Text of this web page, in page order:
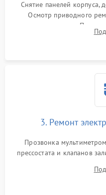
Снятие панелей корпуса,
Осмотр приводного
амортизаторов.
крестовины на износ,
3. Ремонт
Прозвонка
прессостата и клапанов
Восстановление